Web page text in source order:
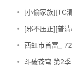
• [小偷家族][TC清晰
• [邪不压正][普
• 西虹市首富_
• 斗破苍穹 第2季